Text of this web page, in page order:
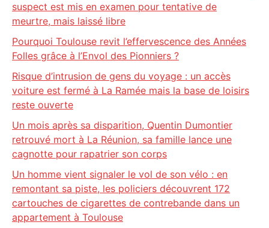
suspect est mis en examen pour tentative de
meurtre, mais laissé libre
Pourquoi Toulouse revit l’effervescence des Années
Folles grâce à l’Envol des Pionniers ?
Risque d’intrusion de gens du voyage : un accès
voiture est fermé à La Ramée mais la base de loisirs
reste ouverte
Un mois après sa disparition, Quentin Dumontier
retrouvé mort à La Réunion, sa famille lance une
cagnotte pour rapatrier son corps
Un homme vient signaler le vol de son vélo : en
remontant sa piste, les policiers découvrent 172
cartouches de cigarettes de contrebande dans un
appartement à Toulouse